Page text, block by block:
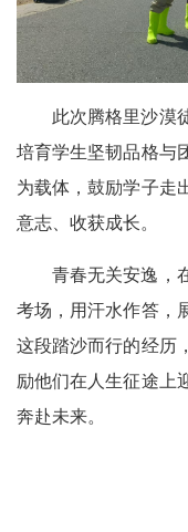
此次腾格里沙漠
培育学生坚韧品格与
为载体，鼓励学子走
意志、收获成长。
青春无关安逸，
考场，用汗水作答，
这段踏沙而行的经历
励他们在人生征途上
奔赴未来。